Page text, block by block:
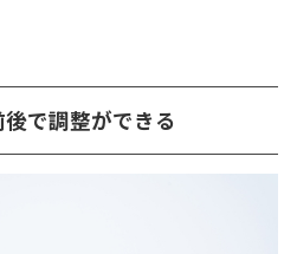
で調整ができる